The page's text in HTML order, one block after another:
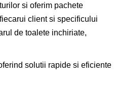
si oferim pachete
client si specificului
de toalete inchiriate,
solutii rapide si eficiente